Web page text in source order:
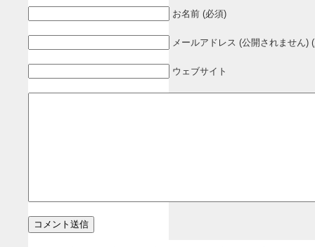
お名前 (必須)
メールアドレス (公開されません)
ウェブサイト